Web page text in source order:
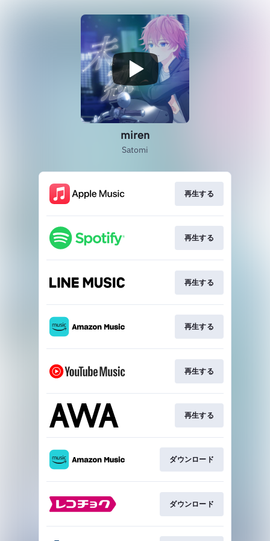
miren
Satomi
再生する
再生する
再生する
再生する
再生する
再生する
ダウンロード
ダウンロード